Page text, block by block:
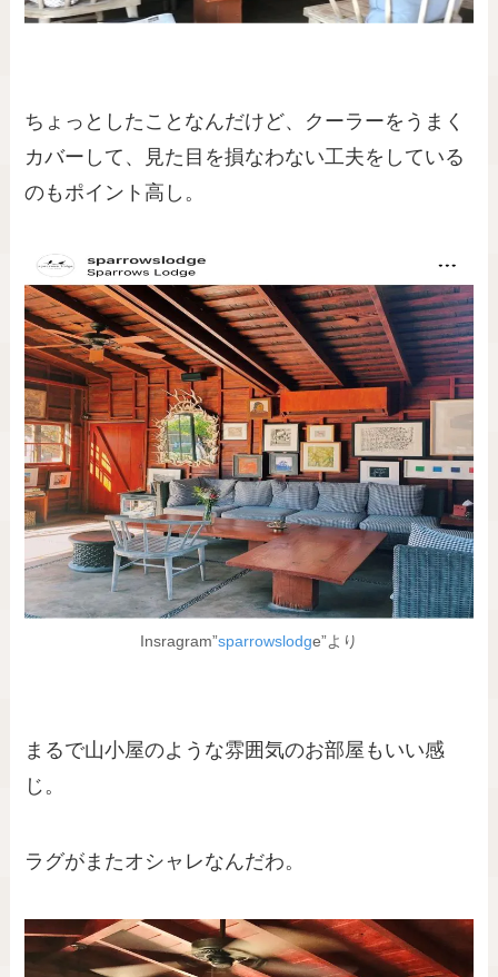
ちょっとしたことなんだけど、クーラーをうまく
カバーして、見た目を損なわない工夫をしている
のもポイント高し。
Insragram”sparrowslodge”より
まるで山小屋のような雰囲気のお部屋もいい感
じ。
ラグがまたオシャレなんだわ。